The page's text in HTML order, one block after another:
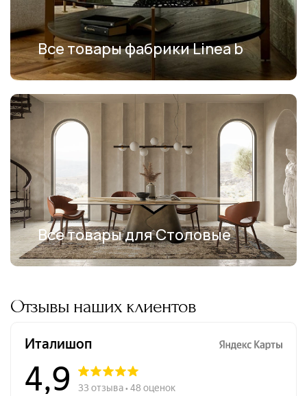
Все товары фабрики Linea b
Все товары для Столовые
Отзывы наших клиентов